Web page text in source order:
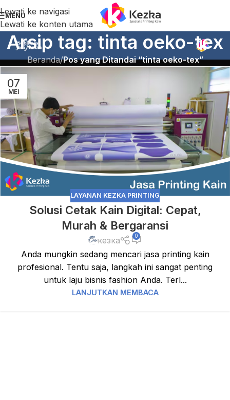
Lewati ke navigasi
Lewati ke konten utama
MENU
Arsip tag: tinta oeko-tex
Beranda/Pos yang Ditandai “tinta oeko-tex”
07
MEI
LAYANAN KEZKA PRINTING
Solusi Cetak Kain Digital: Cepat,
Murah & Bergaransi
кезка 0
Anda mungkin sedang mencari jasa printing kain
profesional. Tentu saja, langkah ini sangat penting
untuk laju bisnis fashion Anda. Terl...
LANJUTKAN MEMBACA